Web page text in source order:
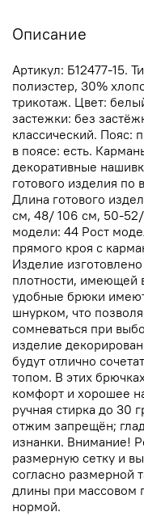
Описание
Артикул: Б12477-15.
полиэстер, 30%
трикотаж. Цвет:
застежки: без
классический. Пояс:
в поясе: есть.
декоративные
готового изделия
Длина готового
см, 48/ 106 см, 50-
модели: 44 Рост
прямого кроя с
Изделие
плотности, имеющей
удобные брюки
шнурком, что
сомневаться при
изделие
будут отлично
топом. В этих
комфорт и хорошее
ручная стирка до 30
отжим запрещён;
изнанки. Внимание!
размерную сетку и
согласно размерной
длины при массовом
нормой.